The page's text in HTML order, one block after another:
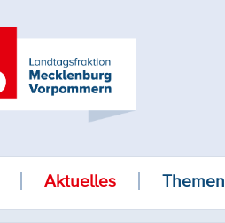
Aktuelles Themen